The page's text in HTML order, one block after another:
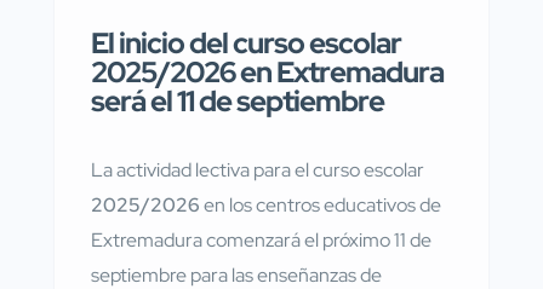
El inicio del curso escolar
2025/2026 en Extremadura
será el 11 de septiembre
La actividad lectiva para el curso escolar
2025/2026en los centros educativos de
Extremadura comenzará el próximo 11 de
septiembre para las enseñanzas de